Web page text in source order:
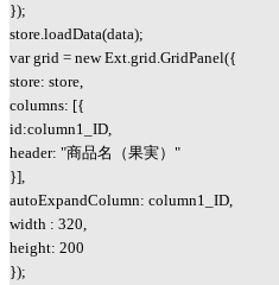
});
store.loadData(data);
var grid = new Ext.grid.GridPanel({
store: store,
columns: [{
id:column1_ID,
header: "商品名（果実）"
}],
autoExpandColumn: column1_ID,
width : 320,
height: 200
});